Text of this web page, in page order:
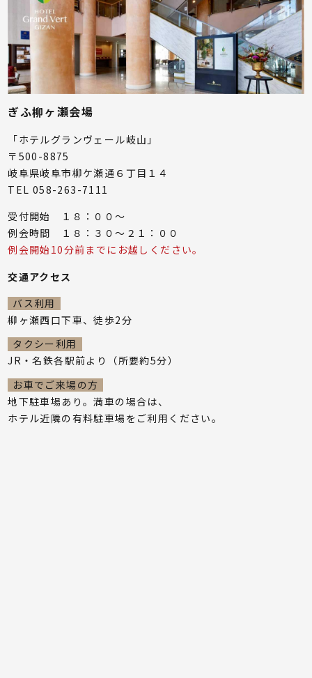
ぎふ柳ヶ瀬会場
「ホテルグランヴェール岐山」
〒500-8875
岐阜県岐阜市柳ケ瀬通６丁目１４
TEL 058-263-7111
受付開始 １８：００～
例会時間 １８：３０～２１：００
例会開始10分前までにお越しください。
交通アクセス
バス利用
柳ヶ瀬西口下車、徒歩2分
タクシー利用
JR・名鉄各駅前より（所要約5分）
お車でご来場の方
地下駐車場あり。満車の場合は、
ホテル近隣の有料駐車場をご利用ください｡